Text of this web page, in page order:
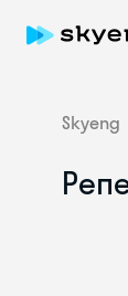
Skyeng